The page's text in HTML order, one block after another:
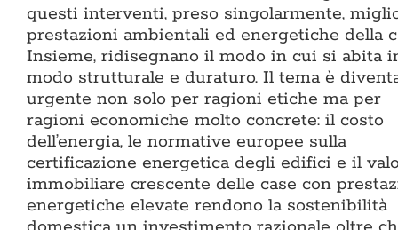
questi interventi, preso singolarmente,
prestazioni ambientali ed energetiche della
Insieme, ridisegnano il modo in cui si abita
modo strutturale e duraturo. Il tema è
urgente non solo per ragioni etiche ma per
ragioni economiche molto concrete: il costo
dell’energia, le normative europee sulla
certificazione energetica degli edifici e il
immobiliare crescente delle case con
energetiche elevate rendono la sostenibilità